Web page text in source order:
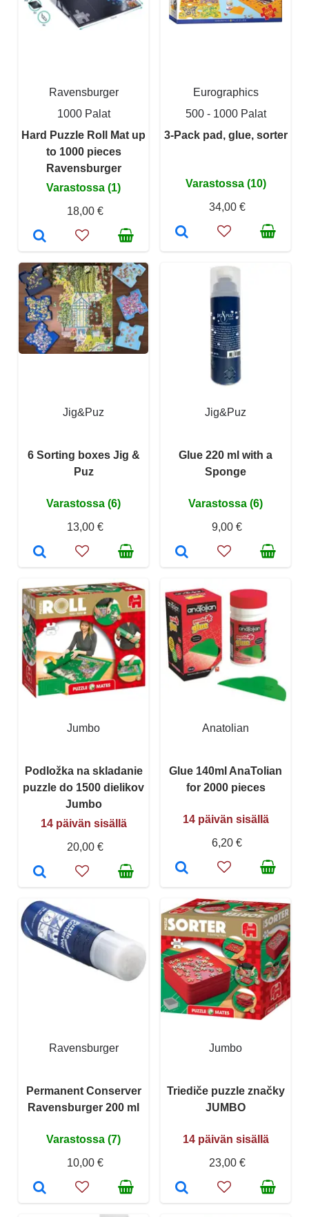
Ravensburger
1000 Palat
Hard Puzzle Roll Mat up
to 1000 pieces
Ravensburger
Varastossa (1)
18,00 €
Eurographics
500 - 1000 Palat
3-Pack pad, glue, sorter
Varastossa (10)
34,00 €
Jig&Puz
6 Sorting boxes Jig &
Puz
Varastossa (6)
13,00 €
Jig&Puz
Glue 220 ml with a
Sponge
Varastossa (6)
9,00 €
Jumbo
Podložka na skladanie
puzzle do 1500 dielikov
Jumbo
14 päivän sisällä
20,00 €
Anatolian
Glue 140ml AnaTolian
for 2000 pieces
14 päivän sisällä
6,20 €
Ravensburger
Permanent Conserver
Ravensburger 200 ml
Varastossa (7)
10,00 €
Jumbo
Triediče puzzle značky
JUMBO
14 päivän sisällä
23,00 €